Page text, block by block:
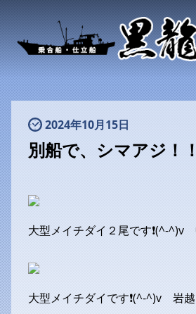
2024年10月15日
別船で、シマアジ！！
大型メイチダイ２尾です❗(^-^)v
大型メイチダイです❗(^-^)v 岩越